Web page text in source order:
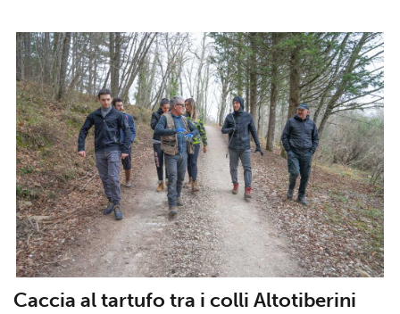
Caccia al tartufo tra i colli Altotiberini